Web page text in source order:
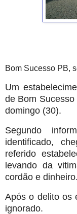
Bom Sucesso PB,
Um
de Bom
domingo (30).
Segundo
identificado,
referido
levando da
cordão e dinheiro.
Após o delito os
ignorado.